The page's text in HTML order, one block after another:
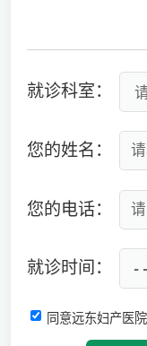
就诊科室：
您的姓名：
您的电话：
就诊时间：
同意远东妇产医院